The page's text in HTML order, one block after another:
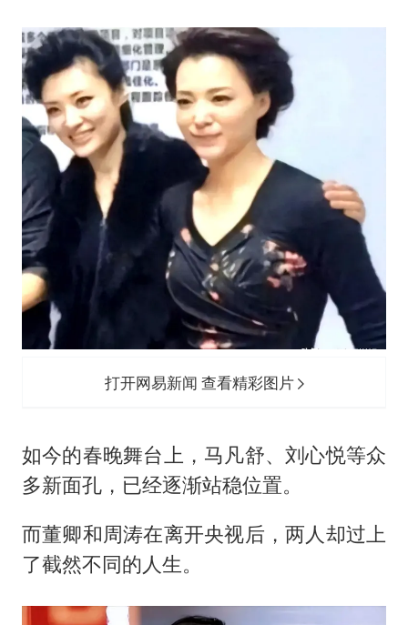
打开网易新闻 查看精彩图片
如今的春晚舞台上，马凡舒、刘心悦等众
多新面孔，已经逐渐站稳位置。
而董卿和周涛在离开央视后，两人却过上
了截然不同的人生。